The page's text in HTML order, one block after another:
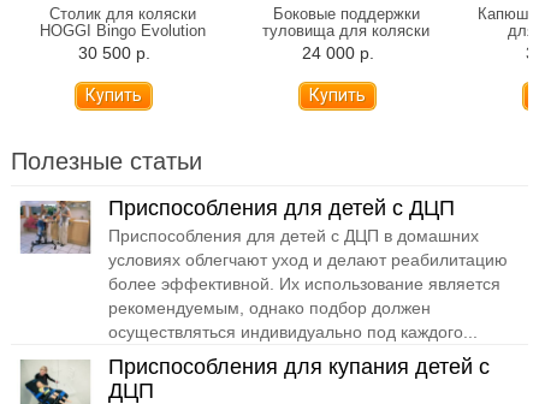
Столик для коляски
HOGGI Bingo Evolution
30 500 р.
Боковые поддержки
туловища для коляски
HOGGI Bingo Evolution
24 000 р.
для
Полезные статьи
Приспособления для детей с ДЦП
Приспособления для детей с ДЦП в домашних
условиях облегчают уход и делают реабилитацию
более эффективной. Их использование является
рекомендуемым, однако подбор должен
осуществляться индивидуально под каждого...
Приспособления для купания детей с
ДЦП